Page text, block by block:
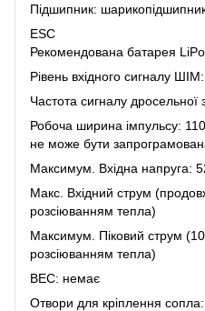
Підшипник:
ESC
Рекомендована батарея
Рівень вхідного сигналу
Частота сигналу дросельної
Робоча ширина імпульсу:
не може бути
Максимум. Вхідна напруга:
Макс. Вхідний струм
розсіюванням тепла)
Максимум. Піковий струм
розсіюванням тепла)
BEC: немає
Отвори для кріплення